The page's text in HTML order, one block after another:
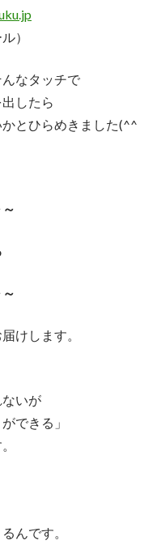
）
なタッチで
したら
とひらめきました(^^ゞ
けします。
ないが
できる」
んです。